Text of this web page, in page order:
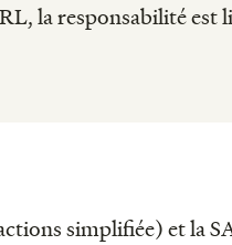
la responsabilité est
simplifiée) et la